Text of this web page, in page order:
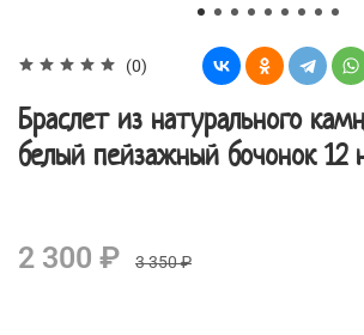
(0)
Браслет из натурального
белый пейзажный бочонок
2 300 ₽ 3 350 ₽